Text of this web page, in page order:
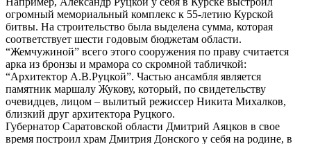
огромный мемориальный комплекс к 55-летию Курской
битвы. На строительство была выделена сумма, которая
соответствует шести годовым бюджетам области.
“Жемчужиной” всего этого сооружения по праву считается
арка из бронзы и мрамора со скромной табличкой:
“Архитектор А.В.Руцкой”. Частью ансамбля является
памятник маршалу Жукову, который, по свидетельству
очевидцев, лицом – вылитый режиссер Никита Михалков,
близкий друг архитектора Руцкого.
Губернатор Саратовской области Дмитрий Аяцков в свое
время построил храм Дмитрия Донского у себя на родине, в